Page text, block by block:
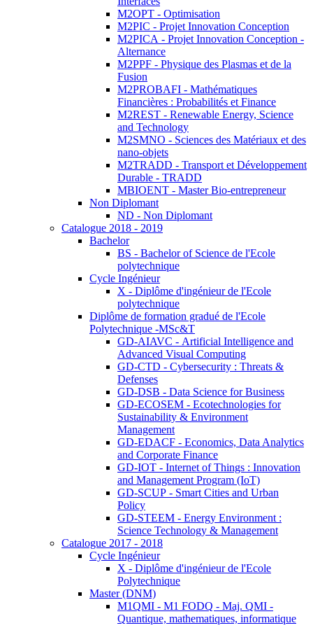
M2OPT - Optimisation
M2PIC - Projet Innovation Conception
M2PICA - Projet Innovation Conception -
Alternance
M2PPF - Physique des Plasmas et de la
Fusion
M2PROBAFI - Mathématiques
Financières : Probabilités et Finance
M2REST - Renewable Energy, Science
and Technology
M2SMNO - Sciences des Matériaux et des
nano-objets
M2TRADD - Transport et Développement
Durable - TRADD
MBIOENT - Master Bio-entrepreneur
Non Diplomant
ND - Non Diplomant
Catalogue 2018 - 2019
Bachelor
BS - Bachelor of Science de l'Ecole
polytechnique
Cycle Ingénieur
X - Diplôme d'ingénieur de l'Ecole
polytechnique
Diplôme de formation gradué de l'Ecole
Polytechnique -MSc&T
GD-AIAVC - Artificial Intelligence and
Advanced Visual Computing
GD-CTD - Cybersecurity : Threats &
Defenses
GD-DSB - Data Science for Business
GD-ECOSEM - Ecotechnologies for
Sustainability & Environment
Management
GD-EDACF - Economics, Data Analytics
and Corporate Finance
GD-IOT - Internet of Things : Innovation
and Management Program (IoT)
GD-SCUP - Smart Cities and Urban
Policy
GD-STEEM - Energy Environment :
Science Technology & Management
Catalogue 2017 - 2018
Cycle Ingénieur
X - Diplôme d'ingénieur de l'Ecole
Polytechnique
Master (DNM)
M1QMI - M1 FODQ - Maj. QMI -
Quantique, mathematiques, informatique